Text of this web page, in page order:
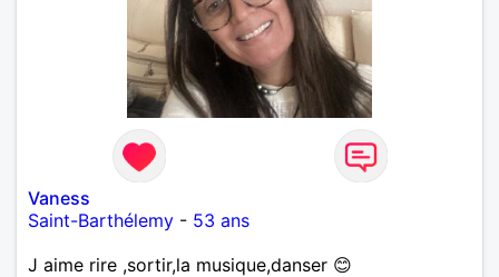
Vaness
Saint-Barthélemy - 53 ans
J aime rire ,sortir,la musique,danser 😊